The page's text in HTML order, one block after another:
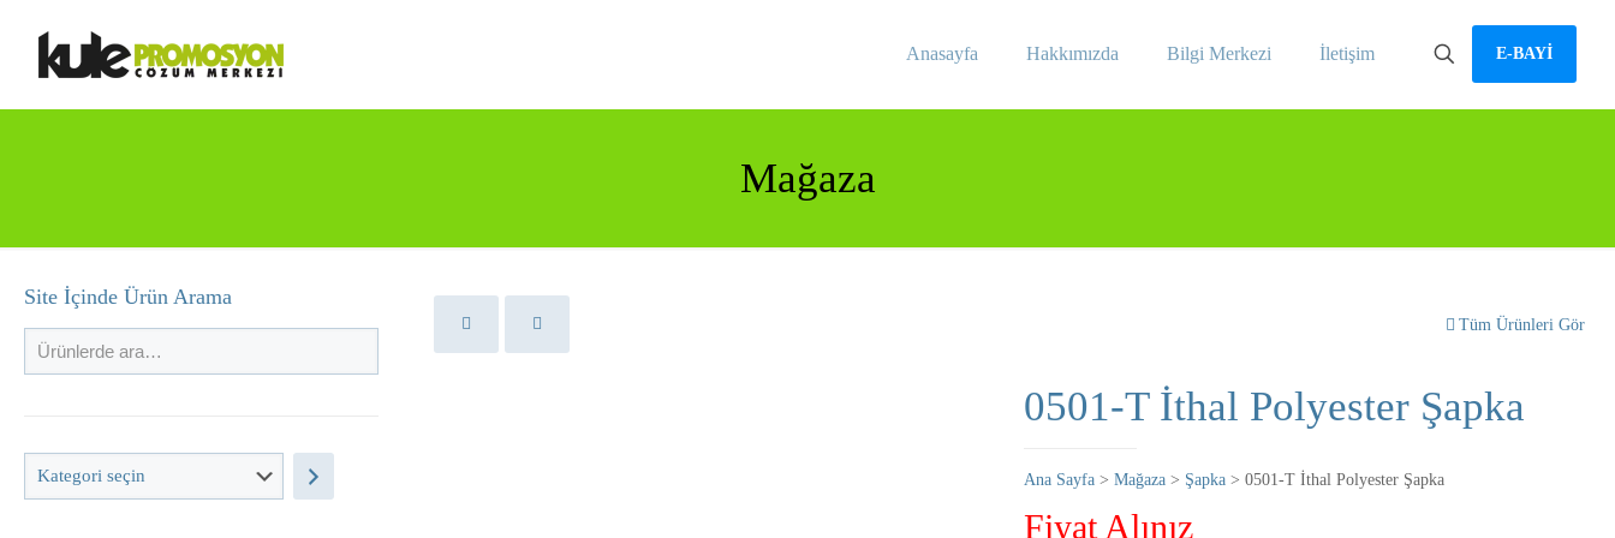
Anasayfa Hakkımızda Bilgi Merkezi İletişim E-BAYİ
Mağaza
Tüm Ürünleri Gör
0501-T İthal Polyester Şapka
Ana Sayfa > Mağaza > Şapka > 0501-T İthal Polyester Şapka
Fiyat Alınız
Site İçinde Ürün Arama
Kategori